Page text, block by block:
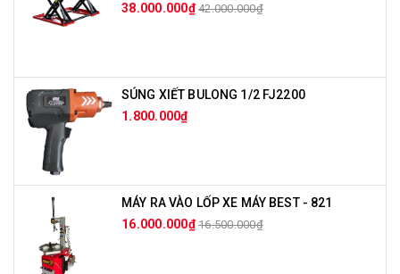
38.000.000₫ 42.000.000₫
SÚNG XIẾT BULONG 1/2 FJ2200
1.800.000₫
MÁY RA VÀO LỐP XE MÁY BEST - 821
16.000.000₫ 16.500.000₫